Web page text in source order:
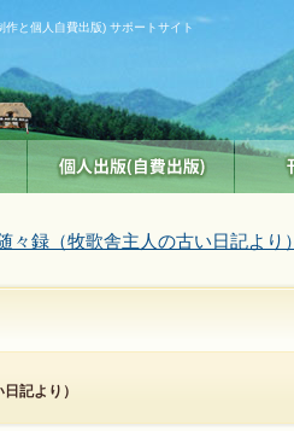
と個人自費出版) サポートサイト
々録（牧歌舎主人の古い日記より）
記より）